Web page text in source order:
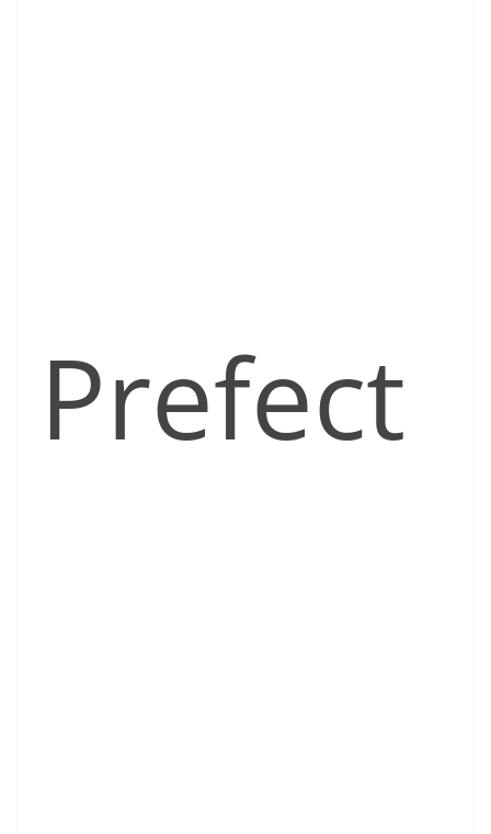
Prefect